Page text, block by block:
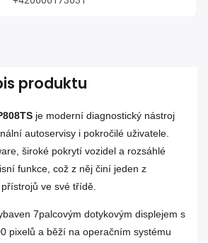
produktu
je moderní diagnostický nástroj
autoservisy i pokročilé uživatele.
široké pokrytí vozidel a rozsáhlé
funkce, což z něj činí jeden z
ve své třídě.
7palcovým dotykovým displejem s
pixelů a běží na operačním systému